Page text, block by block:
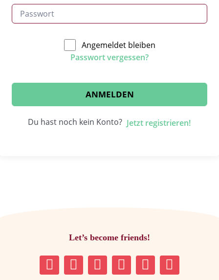
Angemeldet bleiben
Passwort vergessen?
ANMELDEN
Du hast noch kein Konto? Jetzt registrieren!
Let’s become friends!